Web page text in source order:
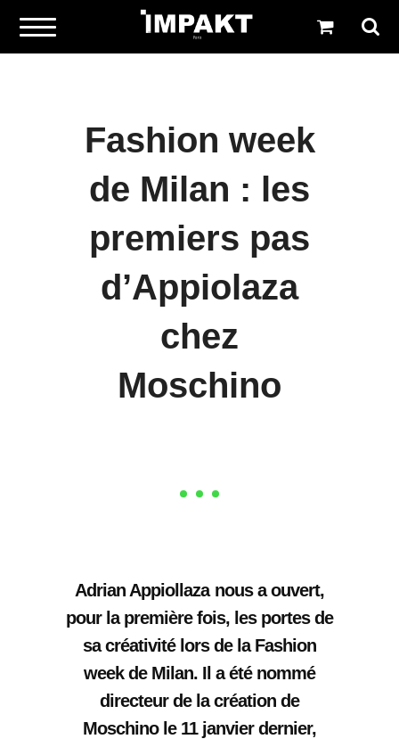
Fashion week
de Milan : les
premiers pas
d’Appiolaza
chez
Moschino
Adrian Appiollaza nous a ouvert,
pour la première fois, les portes de
sa créativité lors de la Fashion
week de Milan. Il a été nommé
directeur de la création de
Moschino le 11 janvier dernier,